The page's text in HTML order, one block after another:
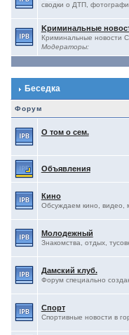
сводки о ДТП,
Kриминальные
Криминальные новости
Модераторы:
Беседка
Форум
О том о сем.
Объявления
Кино
Обсуждаем кино, видео,
Молодежный
Знакомства, отдых,
Дамский клуб.
Форум специально
Спорт
Спортивные новости в